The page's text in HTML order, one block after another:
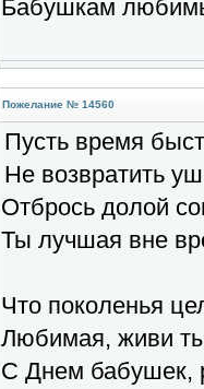
Бабушкам
Пожелание № 14560
Пусть время
Не возвратить
Отбрось долой
Ты лучшая вне
Что поколенья
Любимая, живи
С Днем бабушек,